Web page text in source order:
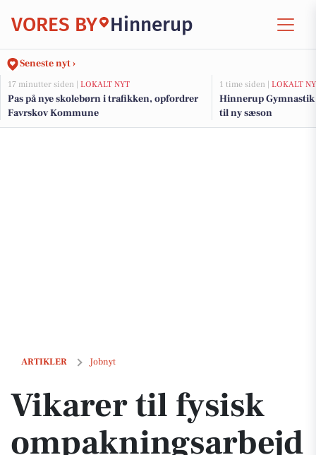
VORES BY Hinnerup
Seneste nyt ›
17 minutter siden | LOKALT NYT
Pas på nye skolebørn i trafikken, opfordrer
Favrskov Kommune
1 time siden | LOKALT
Hinnerup
til ny sæson
ARTIKLER Jobnyt
Vikarer til fysisk ompakningsarbejde i Hinnerup, torsdage
Vikarer til fysisk
ompakningsarbejd